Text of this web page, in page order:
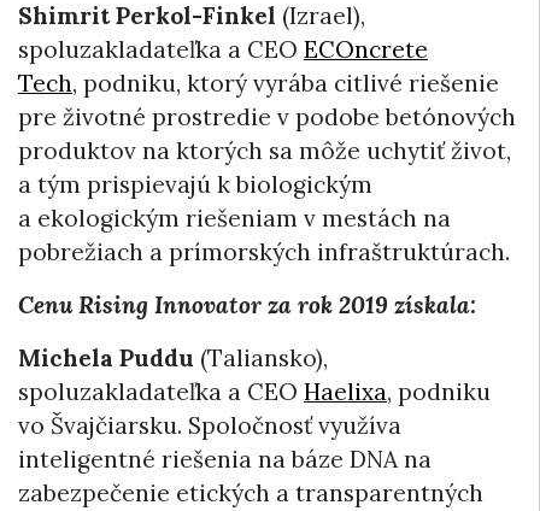
Shimrit Perkol-Finkel (Izrael),
spoluzakladateľka a CEO ECOncrete
Tech, podniku, ktorý vyrába citlivé riešenie
pre životné prostredie v podobe betónových
produktov na ktorých sa môže uchytiť život,
a tým prispievajú k biologickým
a ekologickým riešeniam v mestách na
pobrežiach a prímorských infraštruktúrach.
Cenu Rising Innovator za rok 2019 získala:
Michela Puddu (Taliansko),
spoluzakladateľka a CEO Haelixa, podniku
vo Švajčiarsku. Spoločnosť využíva
inteligentné riešenia na báze DNA na
zabezpečenie etických a transparentných